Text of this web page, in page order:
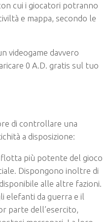
cui i giocatori potranno
e mappa, secondo le
videogame davvero
0 A.D. gratis sul tuo
di controllare una
a disposizione:
più potente del gioco
Dispongono inoltre di
alle altre fazioni.
elefanti da guerra e il
parte dell’esercito,